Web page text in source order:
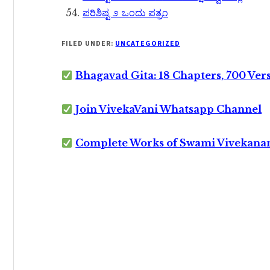
ಪರಿಶಿಷ್ಟ ೨ ಒಂದು ಪತ್ರ೧
FILED UNDER: UNCATEGORIZED
Bhagavad Gita: 18 Chapters, 700
Join VivekaVani Whatsapp Channel
Complete Works of Swami